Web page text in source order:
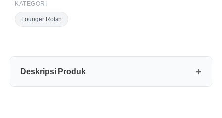
KATEGORI
Lounger Rotan
Deskripsi Produk